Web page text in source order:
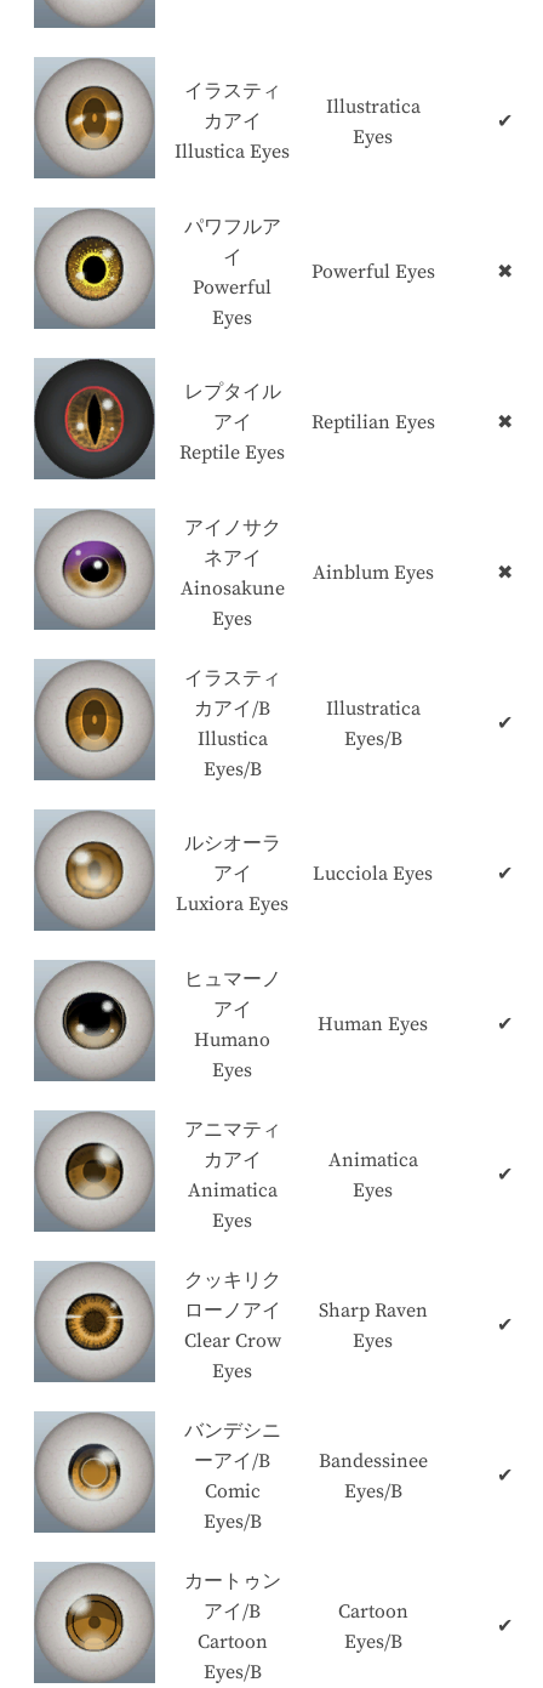
イラスティ
カアイ
Illustica Eyes
Illustratica
Eyes
✔
パワフルア
イ
Powerful
Eyes
Powerful Eyes ✖
レプタイル
アイ
Reptile Eyes
Reptilian Eyes ✖
アイノサク
ネアイ
Ainosakune
Eyes
Ainblum Eyes ✖
イラスティ
カアイ/B
Illustica
Eyes/B
Illustratica
Eyes/B
✔
ルシオーラ
アイ
Luxiora Eyes
Lucciola Eyes ✔
ヒュマーノ
アイ
Humano
Eyes
Human Eyes ✔
アニマティ
カアイ
Animatica
Eyes
Animatica
Eyes
✔
クッキリク
ローノアイ
Clear Crow
Eyes
Sharp Raven
Eyes
✔
バンデシニ
ーアイ/B
Comic
Eyes/B
Bandessinee
Eyes/B
✔
カートゥン
アイ/B
Cartoon
Eyes/B
Cartoon
Eyes/B
✔